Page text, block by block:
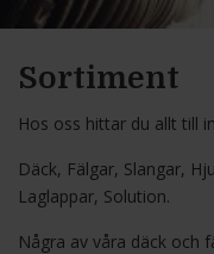
Sortiment
Hos oss hittar du allt till
Däck, Fälgar, Slangar,
Laglappar, Solution.
Några av våra däck och